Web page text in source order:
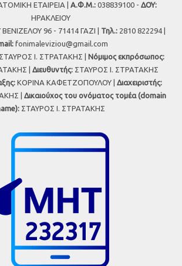
ΕΤΑΙΡΕΙΑ | Α.Φ.Μ.: 038839100 - ΔΟΥ:
ΗΡΑΚΛΕΙΟΥ
96 - 71414 ΓΑΖΙ | Τηλ.: 2810 822294 |
fonimaleviziou@gmail.com
ΣΤΑΥΡΟΣ Ι. ΣΤΡΑΤΑΚΗΣ | Νόμιμος εκπρόσωπος:
| Διευθυντής:ΣΤΑΥΡΟΣ Ι. ΣΤΡΑΤΑΚΗΣ
ΚΟΡΙΝΑ ΚΑΦΕΤΖΟΠΟΥΛΟΥ | Διαχειριστής:
| Δικαιούχος του ονόματος τομέα (domain
ΣΤΑΥΡΟΣ Ι. ΣΤΡΑΤΑΚΗΣ